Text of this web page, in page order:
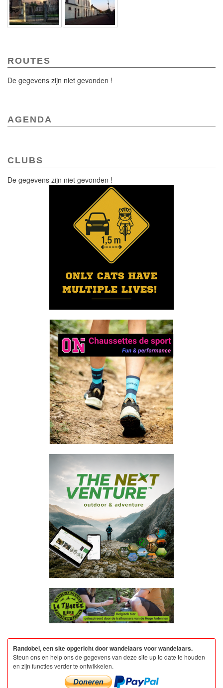
ROUTES
De gegevens zijn niet gevonden !
AGENDA
CLUBS
De gegevens zijn niet gevonden !
Randobel, een site opgericht door wandelaars voor wandelaars.
Steun ons en help ons de gegevens van deze site up to date te houden
en zijn functies verder te ontwikkelen.